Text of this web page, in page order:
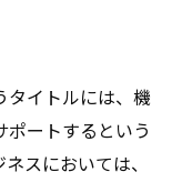
タイトルには、機
ートするという
スにおいては、